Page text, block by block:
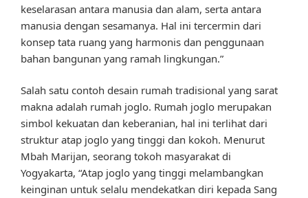
keselarasan antara manusia dan alam, serta antara
manusia dengan sesamanya. Hal ini tercermin dari
konsep tata ruang yang harmonis dan penggunaan
bahan bangunan yang ramah lingkungan.”
Salah satu contoh desain rumah tradisional yang sarat
makna adalah rumah joglo. Rumah joglo merupakan
simbol kekuatan dan keberanian, hal ini terlihat dari
struktur atap joglo yang tinggi dan kokoh. Menurut
Mbah Marijan, seorang tokoh masyarakat di
Yogyakarta, “Atap joglo yang tinggi melambangkan
keinginan untuk selalu mendekatkan diri kepada Sang